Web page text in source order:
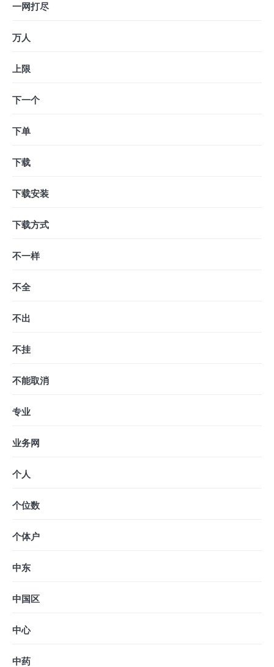
一网打尽
万人
上限
下一个
下单
下载
下载安装
下载方式
不一样
不全
不出
不挂
不能取消
专业
业务网
个人
个位数
个体户
中东
中国区
中心
中药